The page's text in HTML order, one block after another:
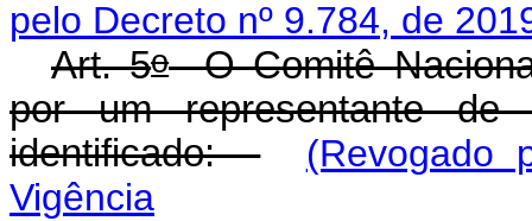
pelo Decreto nº 9.784, de
Art. 5oO Comitê
por um representante de
identificado:
(Revogado
Vigência